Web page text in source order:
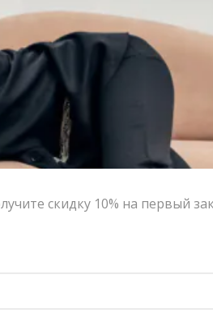
Россия
скидку 10% на первый